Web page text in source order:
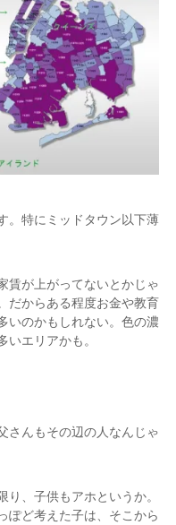
。特にミッドタウン以下薄
賃が上がってないとかじゃ
だからある程度お金や教育
いのかもしれない。色の濃
エリアかも。
さんもその辺の人なんじゃ
、子供もアホというか。
ぽど考えた子は、そこから